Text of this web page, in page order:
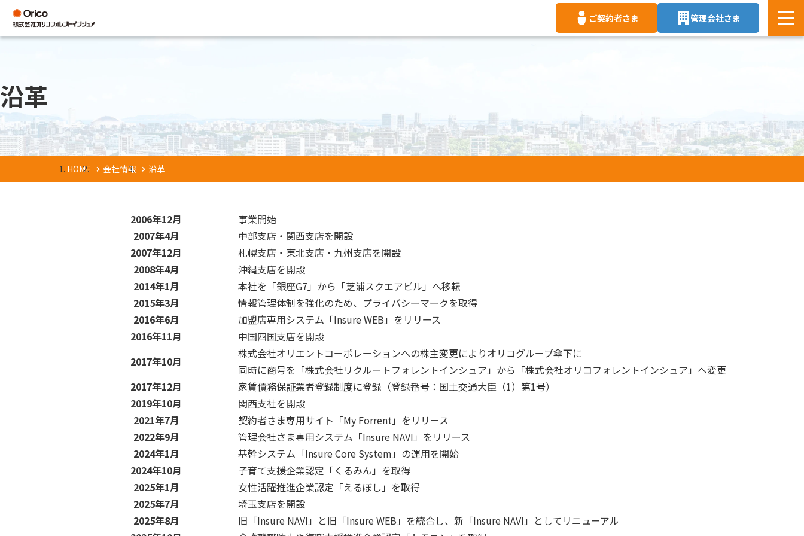
ご契約者さま 管理会社さま
沿革
HOME 会社情報 沿革
2006年12月
事業開始
2007年4月
中部支店・関西支店を開設
2007年12月
札幌支店・東北支店・九州支店を開設
2008年4月
沖縄支店を開設
2014年1月
本社を「銀座G7」から「芝浦スクエアビル」へ移転
2015年3月
情報管理体制を強化のため、プライバシーマークを取得
2016年6月
加盟店専用システム「Insure WEB」をリリース
2016年11月
中国四国支店を開設
2017年10月
株式会社オリエントコーポレーションへの株主変更によりオリコグループ傘下に
同時に商号を「株式会社リクルートフォレントインシュア」から「株式会社オリコフォレントインシュア」へ変更
2017年12月
家賃債務保証業者登録制度に登録（登録番号：国土交通大臣（1）第1号）
2019年10月
関西支社を開設
2021年7月
契約者さま専用サイト「My Forrent」をリリース
2022年9月
管理会社さま専用システム「Insure NAVI」をリリース
2024年1月
基幹システム「Insure Core System」の運用を開始
2024年10月
子育て支援企業認定「くるみん」を取得
2025年1月
女性活躍推進企業認定「えるぼし」を取得
2025年7月
埼玉支店を開設
2025年8月
旧「Insure NAVI」と旧「Insure WEB」を統合し、新「Insure NAVI」としてリニューアル